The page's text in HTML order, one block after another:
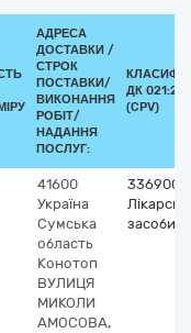
АДРЕСА
ДОСТАВКИ /
СТРОК
ПОСТАВКИ/
ВИКОНАННЯ
РОБІТ/
НАДАННЯ
ПОСЛУГ:
ДК
(CPV)
41600
Україна
Сумська
область
Конотоп
ВУЛИЦЯ
МИКОЛИ
АМОСОВА,
Лікарські
засоби